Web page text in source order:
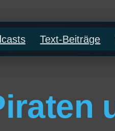
Text-Beiträge